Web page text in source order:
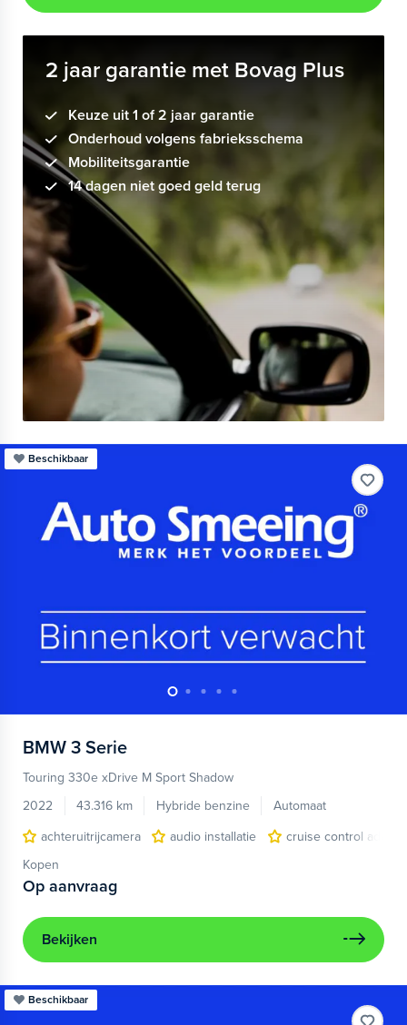
2 jaar garantie met Bovag Plus
Keuze uit 1 of 2 jaar garantie
Onderhoud volgens fabrieksschema
Mobiliteitsgarantie
14 dagen niet goed geld terug
Beschikbaar
BMW 3 Serie
Touring 330e xDrive M Sport Shadow
2022
43.316 km Hybride benzine
Automaat
achteruitrijcamera
audio installatie
cruise control
Kopen
Op aanvraag
Bekijken
Beschikbaar